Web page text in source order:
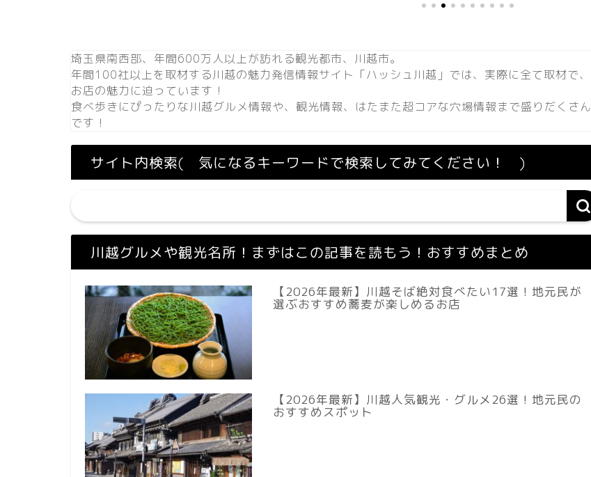
埼玉県南西部、年間600万人以上が訪れる観光都市、川越市。
年間100社以上を取材する川越の魅力発信情報サイト「ハッシュ川越」では、実際に全て取材で、
お店の魅力に迫っています！
食べ歩きにぴったりな川越グルメ情報や、観光情報、はたまた超コアな穴場情報まで盛りだくさん
です！
サイト内検索( 気になるキーワードで検索してみてください！ )
川越グルメや観光名所！まずはこの記事を読もう！おすすめまとめ
【2026年最新】川越そば絶対食べたい17選！地元民が
選ぶおすすめ蕎麦が楽しめるお店
【2026年最新】川越人気観光・グルメ26選！地元民の
おすすめスポット